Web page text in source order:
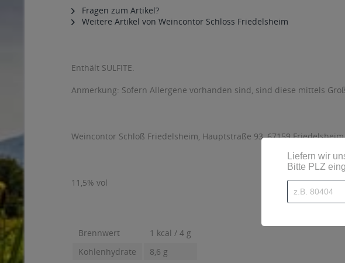
Fragen zum Artikel?
Weitere Artikel von Weincontor Schloss Friedelsheim
Enthält SULFITE.
Anmerkung: Sofern Allergene vorhanden sind, sind diese mittels
Weincontor Schloß Friedelsheim, Hauptstraße 93, 67159 Friedelsheim
11,5% vol
Brennwert
1 kcal / 4 g
Kohlenhydrate
8,6 g